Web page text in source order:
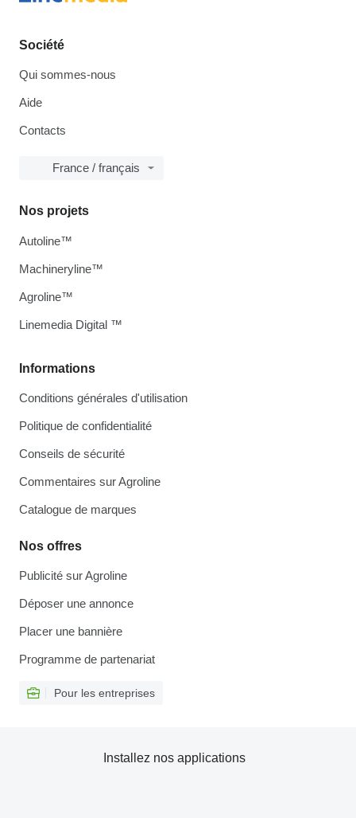
Société
Qui sommes-nous
Aide
Contacts
France / français
Informations
Conditions générales d'utilisation
Politique de confidentialité
Conseils de sécurité
Commentaires sur Agroline
Catalogue de marques
Nos offres
Publicité sur Agroline
Déposer une annonce
Placer une bannière
Programme de partenariat
Pour les entreprises
Nos projets
Autoline™
Machineryline™
Agroline™
Linemedia Digital ™
Installez nos applications